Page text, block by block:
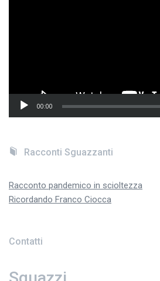
00:00
Racconti Sguazzanti
Racconto pandemico in scioltezza
Ricordando Franco Ciocca
Contatti